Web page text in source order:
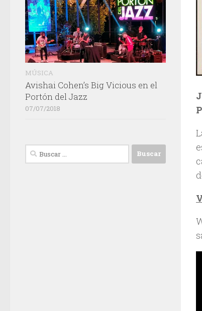
MÚSICA
Avishai Cohen’s Big Vicious en el
Portón del Jazz
07/07/2018
Buscar: